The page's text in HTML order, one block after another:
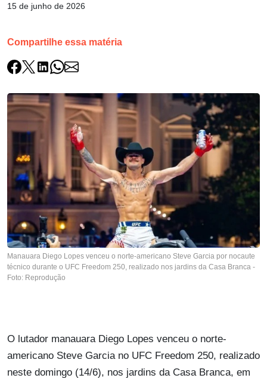
15 de junho de 2026
Compartilhe essa matéria
Manauara Diego Lopes venceu o norte-americano Steve Garcia por nocaute
técnico durante o UFC Freedom 250, realizado nos jardins da Casa Branca -
Foto: Reprodução
O lutador manauara Diego Lopes venceu o norte-
americano Steve Garcia no UFC Freedom 250, realizado
neste domingo (14/6), nos jardins da Casa Branca, em